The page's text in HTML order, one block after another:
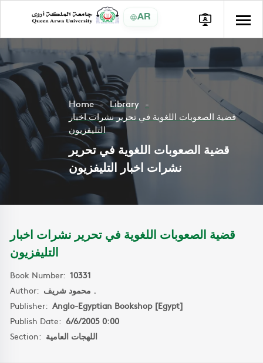
AR
Home
Library
قضية الصعوبات اللغوية في تحرير نشرات اخبار
التليفزيون
قضية الصعوبات اللغوية في تحرير
نشرات اخبار التليفزيون
قضية الصعوبات اللغوية في تحرير نشرات اخبار
التليفزيون
Book Number: 10331
Author:
محمود شريف .
Publisher: Anglo-Egyptian Bookshop [Egypt]
Publish Date: 6/6/2005 0:00
Section: اللهجات العامية